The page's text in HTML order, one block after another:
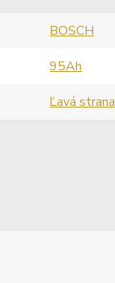
BOSCH
95Ah
Ľavá strana